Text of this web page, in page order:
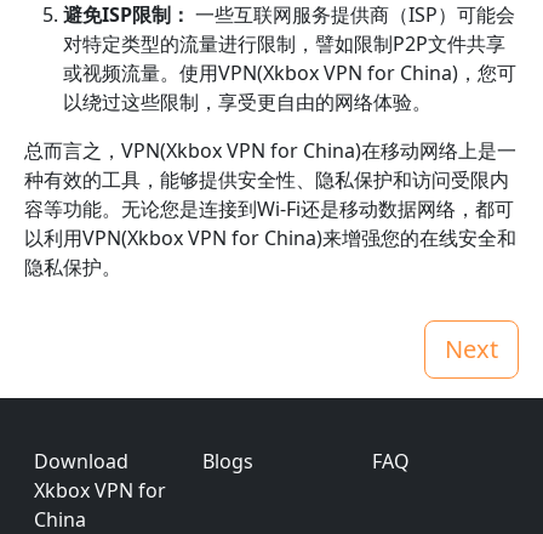
避免ISP限制： 一些互联网服务提供商（ISP）可能会
对特定类型的流量进行限制，譬如限制P2P文件共享
或视频流量。使用VPN(Xkbox VPN for China)，您可
以绕过这些限制，享受更自由的网络体验。
总而言之，VPN(Xkbox VPN for China)在移动网络上是一
种有效的工具，能够提供安全性、隐私保护和访问受限内
容等功能。无论您是连接到Wi-Fi还是移动数据网络，都可
以利用VPN(Xkbox VPN for China)来增强您的在线安全和
隐私保护。
Next
Footer
Download
Xkbox VPN for
China
Blogs FAQ